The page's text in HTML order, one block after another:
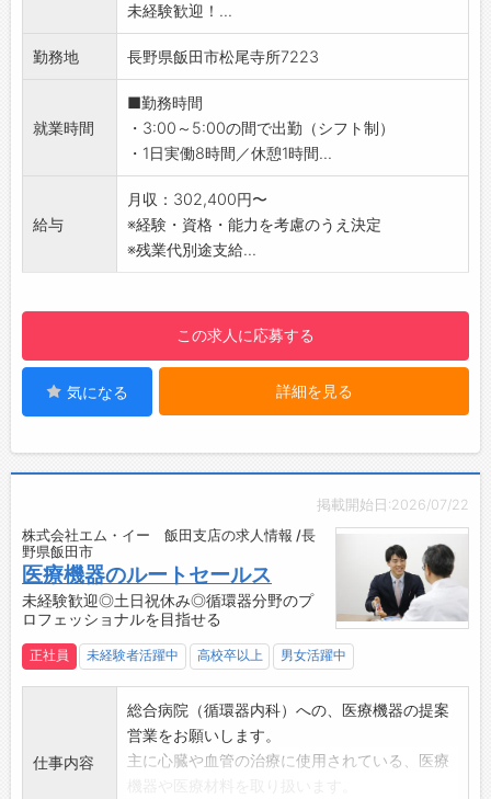
へキャリアチェンジしてみませんか？
・ルート配送なので1度覚えてしまえば安心！
・グループ上場企業で安心して働ける
【職場環境について】
・勤続年数が長い社員が多いです。
・働きやすい職場だからこそです！
・各物流拠点は少数精鋭ですが、会社自体は大
きなチーム！フォロー体制が整っており、常に
各店舗から応援する体制があります。
【会社からのメッセージ】
綿半インテックは、綿半グループの物流・配送
業務を担っている会社です。
他にもイベント会場の設営やセレモニーの企
画・運営なども行っています。
げるなど、新しい事にも積極的にチャレンジし
■大型免許をお持ちでない方は、まず自動車学
校にて免許取得からスタートします。
・会社負担で大型免許を取得（長野県南信エリ
アでの合宿免許を予定）
・免許取得後は飯田市の弊社物流センターにて1
ヵ月～3ヵ月程度、先輩従業員と一緒に配送業
（遠方の場合は宿泊施設あり）
・免許取得後に運転練習の時間もしっかり確保
しますので安心してスタートできます。
未経験歓迎！...
勤務地 長野県飯田市松尾寺所7223
就業時間
■勤務時間
・3:00～5:00の間で出勤（シフト制）
・1日実働8時間／休憩1時間...
給与
月収：302,400円〜
※経験・資格・能力を考慮のうえ決定
※残業代別途支給...
この求人に応募する
気になる 詳細を見る
掲載開始日:2026/07/22
株式会社エム・イー 飯田支店の求人情報 /長
野県飯田市
医療機器のルートセールス
未経験歓迎◎土日祝休み◎循環器分野のプ
ロフェッショナルを目指せる
正社員 未経験者活躍中 高校卒以上 男女活躍中
仕事内容
総合病院（循環器内科）への、医療機器の提案
営業をお願いします。
主に心臓や血管の治療に使用されている、医療